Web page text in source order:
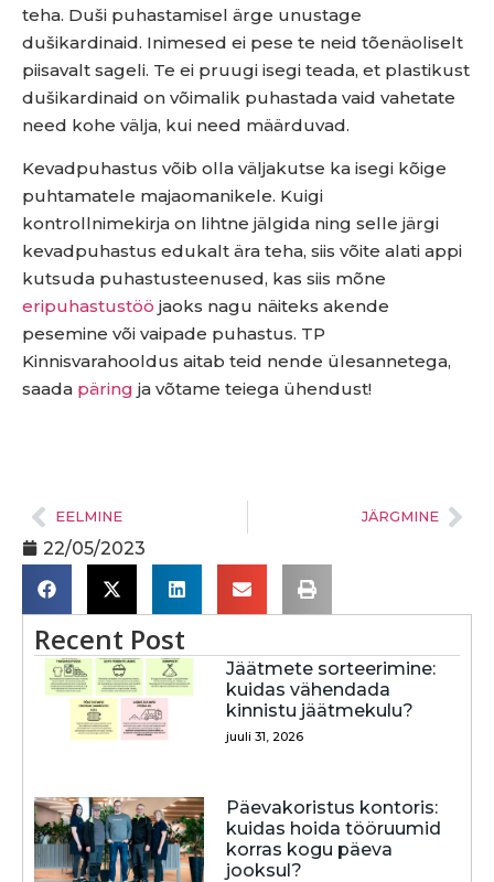
teha. Duši puhastamisel ärge unustage
dušikardinaid. Inimesed ei pese te neid tõenäoliselt
piisavalt sageli. Te ei pruugi isegi teada, et plastikust
dušikardinaid on võimalik puhastada vaid vahetate
need kohe välja, kui need määrduvad.
Kevadpuhastus võib olla väljakutse ka isegi kõige
puhtamatele majaomanikele. Kuigi
kontrollnimekirja on lihtne jälgida ning selle järgi
kevadpuhastus edukalt ära teha, siis võite alati appi
kutsuda puhastusteenused, kas siis mõne
eripuhastustöö jaoks nagu näiteks akende
pesemine või vaipade puhastus. TP
Kinnisvarahooldus aitab teid nende ülesannetega,
saada päring ja võtame teiega ühendust!
EELMINE JÄRGMINE
22/05/2023
Recent Post
Jäätmete sorteerimine:
kuidas vähendada
kinnistu jäätmekulu?
juuli 31, 2026
Päevakoristus kontoris:
kuidas hoida tööruumid
korras kogu päeva
jooksul?